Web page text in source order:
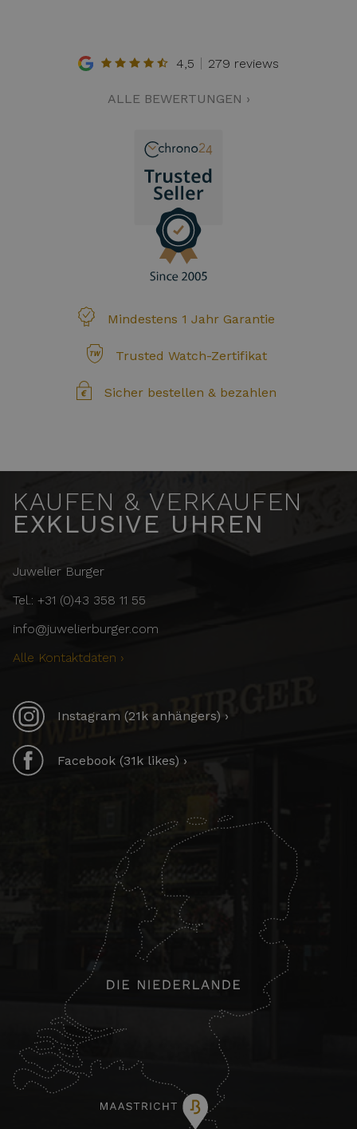
4,5 279 reviews
ALLE BEWERTUNGEN ›
Mindestens 1 Jahr Garantie
Trusted Watch-Zertifikat
Sicher bestellen & bezahlen
KAUFEN & VERKAUFEN
EXKLUSIVE UHREN
Juwelier Burger
Tel.: +31 (0)43 358 11 55
info@juwelierburger.com
Alle Kontaktdaten ›
Instagram (21k anhängers) ›
Facebook (31k likes) ›